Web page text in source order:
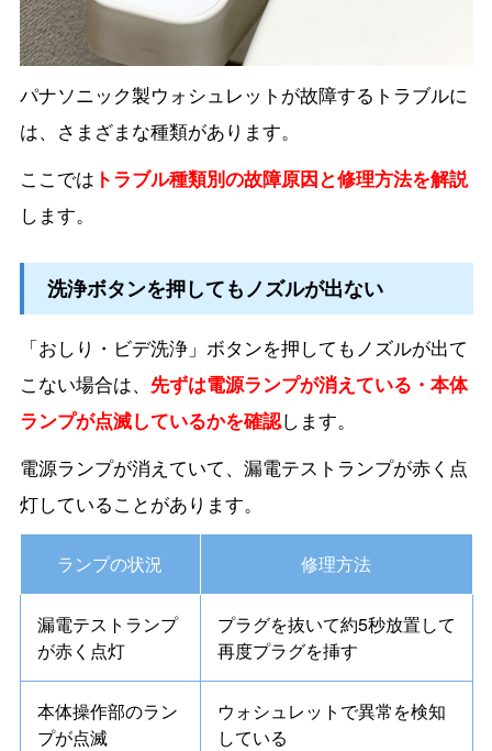
パナソニック製ウォシュレットが故障するトラブルに
は、さまざまな種類があります。
ここでは トラブル種類別の故障原因と修理方法を解説
します。
洗浄ボタンを押してもノズルが出ない
「おしり・ビデ洗浄」ボタンを押してもノズルが出て
こない場合は、 先ずは電源ランプが消えている・本体
ランプが点滅しているかを確認します。
電源ランプが消えていて、漏電テストランプが赤く点
灯していることがあります。
ランプの状況 修理方法
漏電テストランプ
が赤く点灯
プラグを抜いて約5秒放置して
再度プラグを挿す
本体操作部のラン
プが点滅
ウォシュレットで異常を検知
している